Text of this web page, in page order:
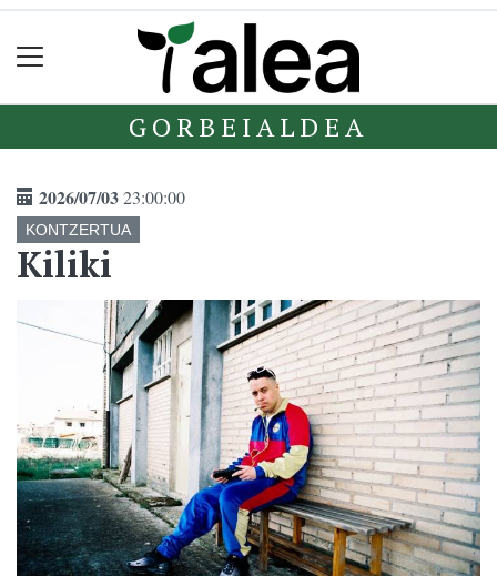
GORBEIALDEA
2026/07/0323:00:00
KONTZERTUA
Kiliki